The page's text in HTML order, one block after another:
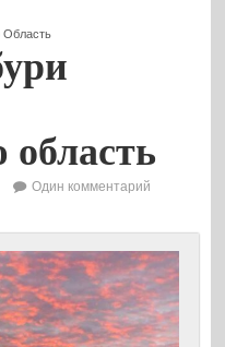
Область
Один комментарий